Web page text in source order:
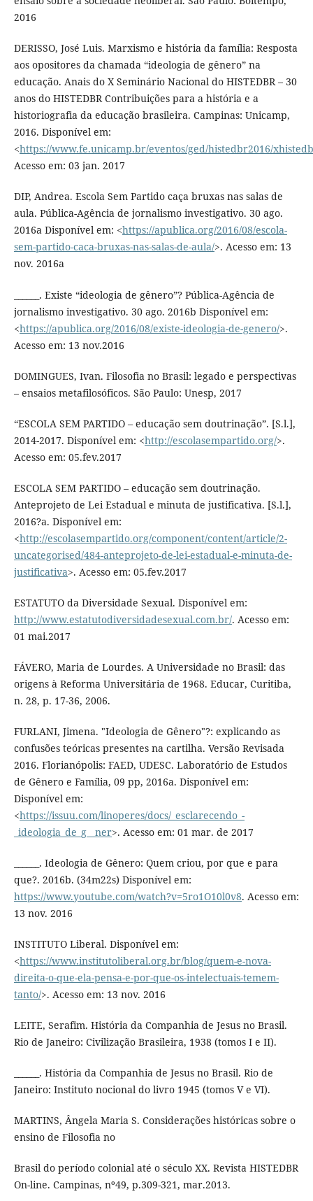
2016
DERISSO, José Luis. Marxismo e história da família: Resposta
aos opositores da chamada “ideologia de gênero” na
educação. Anais do X Seminário Nacional do HISTEDBR – 30
anos do HISTEDBR Contribuições para a história e a
historiografia da educação brasileira. Campinas: Unicamp,
2016. Disponível em:
<https://www.fe.unicamp.br/eventos/ged/histedbr2016/
Acesso em: 03 jan. 2017
DIP, Andrea. Escola Sem Partido caça bruxas nas salas de
aula. Pública-Agência de jornalismo investigativo. 30 ago.
2016a Disponível em: <https://apublica.org/2016/08/escola-
sem-partido-caca-bruxas-nas-salas-de-aula/>. Acesso em: 13
nov. 2016a
______. Existe “ideologia de gênero”? Pública-Agência de
jornalismo investigativo. 30 ago. 2016b Disponível em:
<https://apublica.org/2016/08/existe-ideologia-de-genero/>.
Acesso em: 13 nov.2016
DOMINGUES, Ivan. Filosofia no Brasil: legado e perspectivas
– ensaios metafilosóficos. São Paulo: Unesp, 2017
“ESCOLA SEM PARTIDO – educação sem doutrinação”. [S.l.],
2014-2017. Disponível em: <http://escolasempartido.org/>.
Acesso em: 05.fev.2017
ESCOLA SEM PARTIDO – educação sem doutrinação.
Anteprojeto de Lei Estadual e minuta de justificativa. [S.l.],
2016?a. Disponível em:
<http://escolasempartido.org/component/content/article/2-
uncategorised/484-anteprojeto-de-lei-estadual-e-minuta-de-
justificativa>. Acesso em: 05.fev.2017
ESTATUTO da Diversidade Sexual. Disponível em:
http://www.estatutodiversidadesexual.com.br/. Acesso em:
01 mai.2017
FÁVERO, Maria de Lourdes. A Universidade no Brasil: das
origens à Reforma Universitária de 1968. Educar, Curitiba,
n. 28, p. 17-36, 2006.
FURLANI, Jimena. "Ideologia de Gênero"?: explicando as
confusões teóricas presentes na cartilha. Versão Revisada
2016. Florianópolis: FAED, UDESC. Laboratório de Estudos
de Gênero e Família, 09 pp, 2016a. Disponível em:
Disponível em:
<https://issuu.com/linoperes/docs/_esclarecendo_-
_ideologia_de_g__ner>. Acesso em: 01 mar. de 2017
______. Ideologia de Gênero: Quem criou, por que e para
que?. 2016b. (34m22s) Disponível em:
https://www.youtube.com/watch?v=5ro1O10l0v8. Acesso em:
13 nov. 2016
INSTITUTO Liberal. Disponível em:
<https://www.institutoliberal.org.br/blog/quem-e-nova-
direita-o-que-ela-pensa-e-por-que-os-intelectuais-temem-
tanto/>. Acesso em: 13 nov. 2016
LEITE, Serafim. História da Companhia de Jesus no Brasil.
Rio de Janeiro: Civilização Brasileira, 1938 (tomos I e II).
______. História da Companhia de Jesus no Brasil. Rio de
Janeiro: Instituto nocional do livro 1945 (tomos V e VI).
MARTINS, Ângela Maria S. Considerações históricas sobre o
ensino de Filosofia no
Brasil do período colonial até o século XX. Revista HISTEDBR
On-line. Campinas, nº49, p.309-321, mar.2013.